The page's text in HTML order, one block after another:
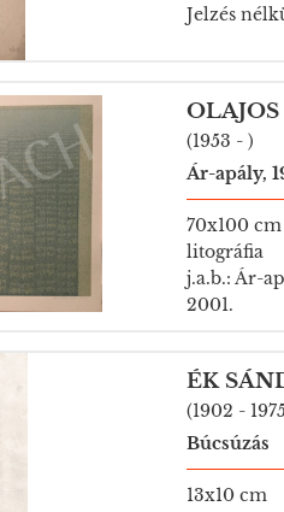
Jelzés
(1953 - )
Ár-apály,
70x100 cm
litográfia
j.a.b.: Ár-
2001.
ÉK
(1902 -
Búcsúzás
13x10 cm